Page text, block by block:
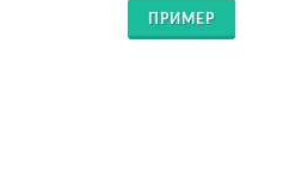
ПРИМЕР